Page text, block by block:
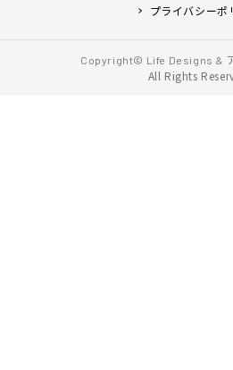
プライバシーポ
Copyright© Life Designs &
All Rights